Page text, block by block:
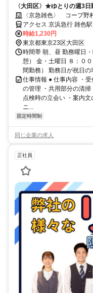
〈大田区〉★ゆとりの週
持にピッタリ
〈京急雑色〉 コープ野
アクセス 京浜急行 雑色
時給1,230円
東京都東京23区大田区
時間帯 朝、昼 勤務曜日
憩） 金・土曜日 ８：０
間勤務） 勤務日が祝日
仕事情報 ● 仕事内容 ・
の管理 ・共用部分の清
点検時の立会い ・案内
ニ...
固定時間制
同じ企業の求人
正社員